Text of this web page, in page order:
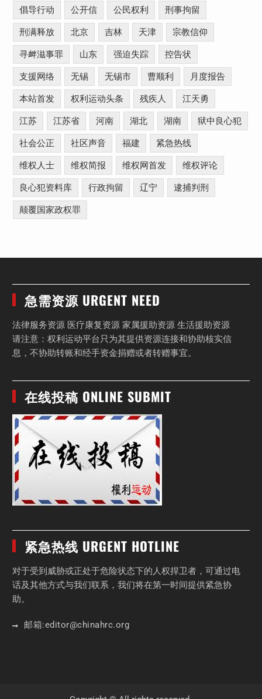
倡导行动 公开信 公民权利 刑事拘留
刑满释放 北京 吉林 天津 宗教信仰
寻衅滋事罪 山东 强迫失踪 控告状
支援网络 无锡 无锡市 曹顺利 月度报告
本站首发 权利运动头条 残疾人 江天勇
江苏 江苏省 河南 湖北 湖南 狱中良心犯
社会公正 社区声音 福建 紧急热线
维权人士 维权简报 维权网首发 维权评论
良心犯资料库 行政拘留 辽宁 逮捕判刑
颠覆国家政权罪
急需资源 URGENT NEED
法律服务资源 医疗康复资源 家属援助资源 生活援助资源
请注意：权利运动平台只为其提供资源连接和协助核实信
息，不协助转账和经手资金捐赠或者转赠事宜。
在线投稿 ONLINE SUBMIT
紧急热线 URGENT HOTLINE
对于受到威胁或正处于危险状态下的人权捍卫者，可通过电
话及其他方式与我们联系，我们将在第一时间提供紧急协
助。
邮箱:editor@chinahrc.org